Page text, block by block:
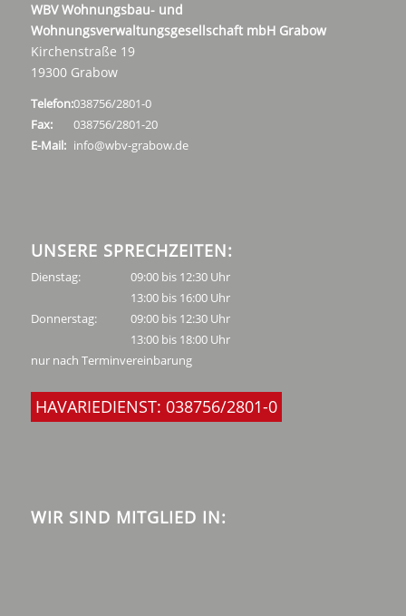
WBV Wohnungsbau- und
Wohnungsverwaltungsgesellschaft mbH Grabow
Kirchenstraße 19
19300 Grabow
Telefon:038756/2801-0
Fax:
038756/2801-20
E-Mail: info@wbv-grabow.de
UNSERE SPRECHZEITEN:
Dienstag:
09:00 bis 12:30 Uhr
13:00 bis 16:00 Uhr
Donnerstag:
09:00 bis 12:30 Uhr
13:00 bis 18:00 Uhr
nur nach Terminvereinbarung
HAVARIEDIENST: 038756/2801-0
WIR SIND MITGLIED IN: